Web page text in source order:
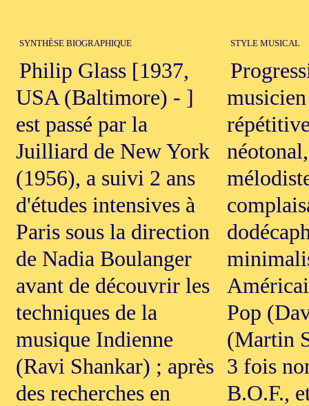
SYNTHÈSE BIOGRAPHIQUE STYLE MUSICAL
Philip Glass [1937,
USA (Baltimore) - ]
est passé par la
Juilliard de New York
(1956), a suivi 2 ans
d'études intensives à
Paris sous la direction
de Nadia Boulanger
avant de découvrir les
techniques de la
musique Indienne
(Ravi Shankar) ; après
des recherches en
Pop
(Martin
3 fois
B.O.F.,